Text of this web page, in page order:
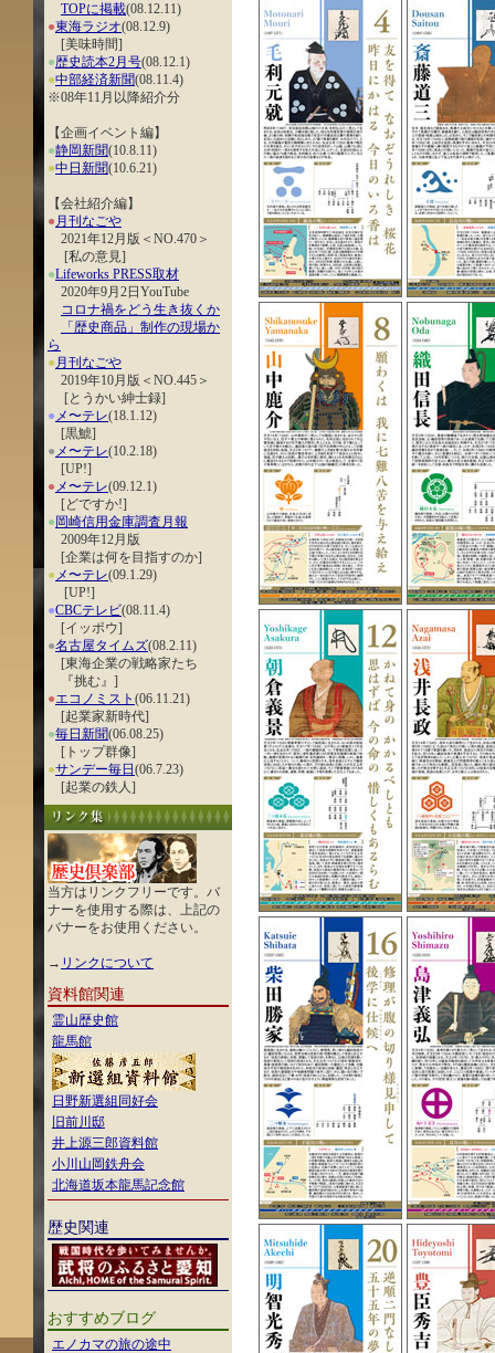
TOPに掲載(08.12.11)
●東海ラジオ(08.12.9)
[美味時間]
●歴史読本2月号(08.12.1)
●中部経済新聞(08.11.4)
※08年11月以降紹介分
【企画イベント編】
●静岡新聞(10.8.11)
●中日新聞(10.6.21)
【会社紹介編】
● 月刊なごや
2021年12月版＜NO.470＞
[私の意見]
●Lifeworks PRESS取材
2020年9月2日YouTube
コロナ禍をどう生き抜くか
「歴史商品」制作の現場か
ら
● 月刊なごや
2019年10月版＜NO.445＞
[とうかい紳士録]
● メ〜テレ(18.1.12)
[黒鯱]
● メ〜テレ(10.2.18)
[UP!]
● メ〜テレ(09.12.1)
[どですか!]
● 岡崎信用金庫調査月報
2009年12月版
[企業は何を目指すのか]
● メ〜テレ(09.1.29)
[UP!]
●CBCテレビ(08.11.4)
[イッポウ]
●名古屋タイムズ(08.2.11)
[東海企業の戦略家たち
『挑む』]
●エコノミスト (06.11.21)
[起業家新時代]
●毎日新聞(06.08.25)
[トップ群像]
●サンデー毎日 (06.7.23)
[起業の鉄人]
当方はリンクフリーです。バ
ナーを使用する際は、上記の
バナーをお使用ください。
→ リンクについて
資料館関連
霊山歴史館
龍馬館
日野新選組同好会
旧前川邸
井上源三郎資料館
小川山岡鉄舟会
北海道坂本龍馬記念館
歴史関連
おすすめブログ
エノカマの旅の途中